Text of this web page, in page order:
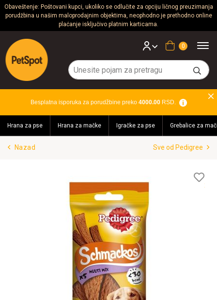
Obaveštenje: Poštovani kupci, ukoliko se odlučite za opciju ličnog preuzimanja
porudžbina u našim maloprodajnim objektima, neophodno je prethodno online
plaćanje isključivo platnim karticama.
Psi
Mačke
Glodari
Akvaristika
Teraristika
Brendovi
Korpa
Besplatna isporuka za porudžbine preko 4000.00RSD.
Hrana za pse Hrana za mačke Igračke za pse Grebalice za
Nazad Sve od Pedigree